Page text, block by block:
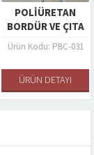
POLIÜRETAN
BORDÜR VE ÇITA
Ürün Kodu: PBC-031
ÜRÜN DETAYI